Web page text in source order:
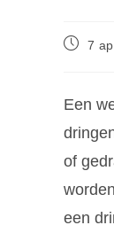
7
Een
of
een